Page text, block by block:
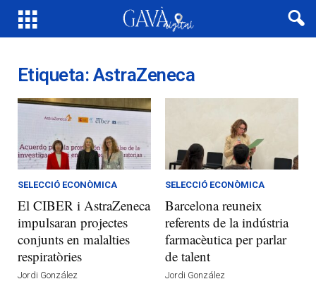
Etiqueta: AstraZeneca
SELECCIÓ ECONÒMICA
El CIBER i AstraZeneca
impulsaran projectes
conjunts en malalties
respiratòries
Jordi González
SELECCIÓ ECONÒMICA
Barcelona reuneix
referents de la indústria
farmacèutica per parlar
de talent
Jordi González